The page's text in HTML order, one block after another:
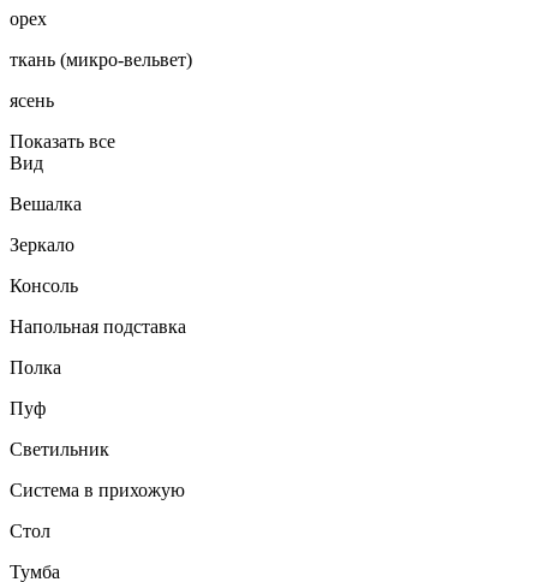
орех
ткань (микро-вельвет)
ясень
Показать все
Вид
Вешалка
Зеркало
Консоль
Напольная подставка
Полка
Пуф
Светильник
Система в прихожую
Стол
Тумба